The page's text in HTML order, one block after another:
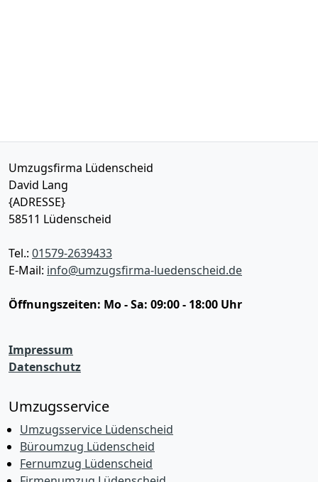
Umzugsfirma Lüdenscheid
David Lang
{ADRESSE}
58511 Lüdenscheid
Tel.: 01579-2639433
E-Mail: info@umzugsfirma-luedenscheid.de
Öffnungszeiten: Mo - Sa: 09:00 - 18:00 Uhr
Impressum
Datenschutz
Umzugsservice
Umzugsservice Lüdenscheid
Büroumzug Lüdenscheid
Fernumzug Lüdenscheid